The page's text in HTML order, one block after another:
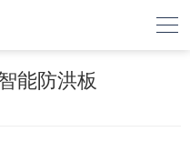

能防洪板